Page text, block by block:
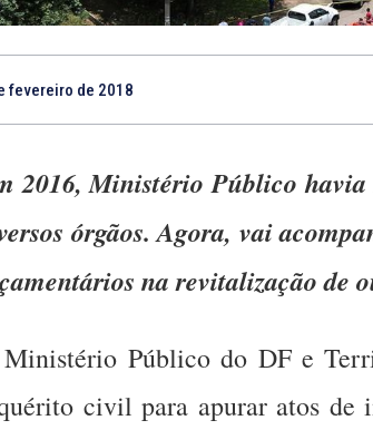
fevereiro de 2018
2016, Ministério Público
órgãos. Agora, vai
na revitalização de
Público do DF e
civil para apurar atos de